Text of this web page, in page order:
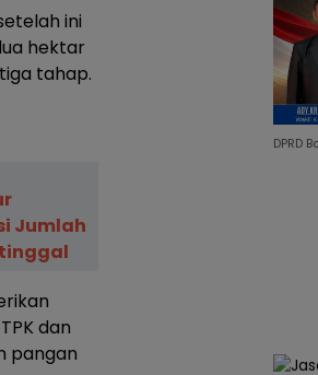
ini
hektar
tahap.
Jumlah
dan
pangan
DPRD